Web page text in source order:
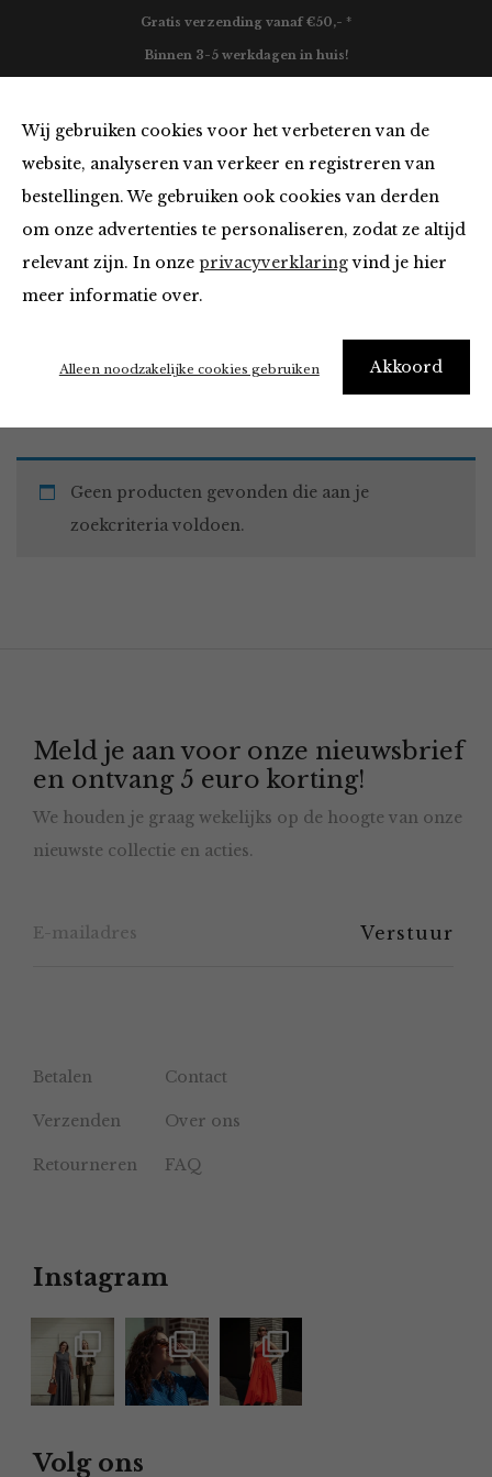
Wij gebruiken cookies voor het verbeteren van de
website, analyseren van verkeer en registreren van
bestellingen. We gebruiken ook cookies van derden
om onze advertenties te personaliseren, zodat ze altijd
relevant zijn. In onze privacyverklaringvind je hier
meer informatie over.
Akkoord
Alleen noodzakelijke cookies gebruiken
Gratis verzending vanaf €50,- *
Binnen 3-5 werkdagen in huis!
Tops en Blouses
Home Winkel Kleding Tops en Blouses
Geen producten gevonden die aan je
zoekcriteria voldoen.
Meld je aan voor onze nieuwsbrief
en ontvang 5 euro korting!
We houden je graag wekelijks op de hoogte van onze
nieuwste collectie en acties.
Betalen Contact
Verzenden Over ons
Retourneren FAQ
Instagram
Volg ons